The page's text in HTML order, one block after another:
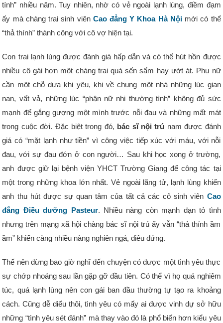
tính” nhiều năm. Tuy nhiên, nhờ có vẻ ngoài lạnh lùng, điềm đạm
ấy mà chàng trai sinh viên Cao đẳng Y Khoa Hà Nộimới có thể
“thả thính” thành công với cô vợ hiện tại.
Con trai lạnh lùng được đánh giá hấp dẫn và có thể hút hồn được
nhiều cô gái hơn một chàng trai quá sến sẩm hay ướt át. Phụ nữ
cần một chỗ dựa khi yêu, khi về chung một nhà những lúc gian
nan, vất vả, những lúc “phận nữ nhi thường tình” không đủ sức
mạnh để gắng gượng một mình trước nỗi đau và những mất mát
trong cuộc đời. Đặc biệt trong đó, bác sĩ nội trú nam được đánh
giá có “mặt lạnh như tiền” vì công việc tiếp xúc với máu, với nỗi
đau, với sự đau đớn ở con người… Sau khi học xong ở trường,
anh được giữ lại bệnh viện YHCT Trường Giang để công tác tại
một trong những khoa lớn nhất. Vẻ ngoài lãng tử, lạnh lùng khiến
anh thu hút được sự quan tâm của tất cả các cô sinh viên Cao
đẳng Điều dưỡng Pasteur. Nhiều nàng còn mạnh dạn tỏ tình
nhưng trên mạng xã hội chàng bác sĩ nội trú ấy vẫn “thả thính ầm
ầm” khiến càng nhiều nàng nghiên ngả, điêu đứng.
Thế nên đừng bao giờ nghĩ đến chuyện có được một tình yêu thực
sự chớp nhoáng sau lần gặp gỡ đầu tiên. Có thể vì họ quá nghiêm
túc, quá lạnh lùng nên con gái ban đầu thường tự tạo ra khoảng
cách. Cũng dễ diểu thôi, tình yêu có mấy ai được vinh dự sở hữu
những “tình yêu sét đánh” mà thay vào đó là phổ biến hơn kiểu yêu